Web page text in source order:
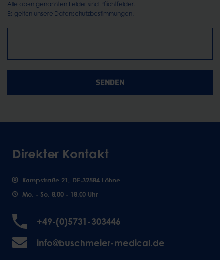
Alle oben genannten Felder sind Pflichtfelder.
Es gelten unsere Datenschutzbestimmungen.
SENDEN
Direkter Kontakt
Kampstraße 21, DE-32584 Löhne
Mo. - So. 8.00 - 18.00 Uhr
+49-(0)5731-303446
info@buschmeier-medical.de